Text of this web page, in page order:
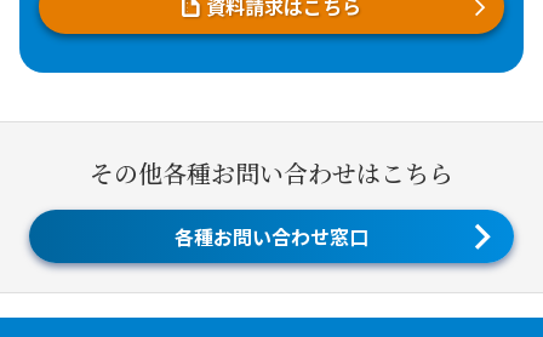
資料請求はこちら
その他各種お問い合わせはこちら
各種お問い合わせ窓口